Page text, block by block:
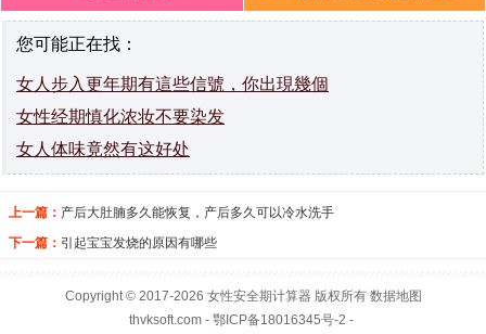
您可能正在找：
女人步入更年期有這些信號，你出現幾個
女性经期慎化浓妆不要染发
女人体味竟然有这好处
上一篇： 产后大肚腩多久能恢复，产后多久可以冷水洗手
下一篇： 引起宝宝发烧的原因有哪些
Copyright © 2017-2026 女性安全期计算器 版权所有 数据地图
thvksoft.com - 鄂ICP备18016345号-2 -